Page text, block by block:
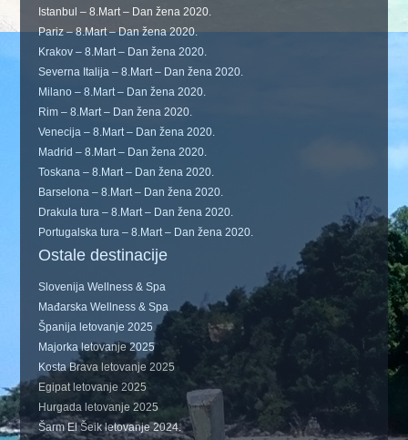
Istanbul – 8.Mart – Dan žena 2020.
Pariz – 8.Mart – Dan žena 2020.
Krakov – 8.Mart – Dan žena 2020.
Severna Italija – 8.Mart – Dan žena 2020.
Milano – 8.Mart – Dan žena 2020.
Rim – 8.Mart – Dan žena 2020.
Venecija – 8.Mart – Dan žena 2020.
Madrid – 8.Mart – Dan žena 2020.
Toskana – 8.Mart – Dan žena 2020.
Barselona – 8.Mart – Dan žena 2020.
Drakula tura – 8.Mart – Dan žena 2020.
Portugalska tura – 8.Mart – Dan žena 2020.
Ostale destinacije
Slovenija Wellness & Spa
Mađarska Wellness & Spa
Španija letovanje 2025
Majorka letovanje 2025
Kosta Brava letovanje 2025
Egipat letovanje 2025
Hurgada letovanje 2025
Šarm El Šeik letovanje 2024.